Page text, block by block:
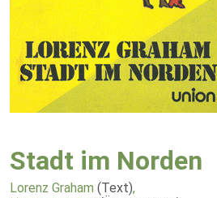
Stadt im Norden
Lorenz Graham (Text),